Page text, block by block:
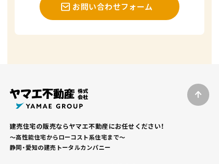
お問い合わせフォーム
建売住宅の販売ならヤマエ不動産にお任せください！
～高性能住宅からローコスト系住宅まで～
静岡・愛知の建売トータルカンパニー